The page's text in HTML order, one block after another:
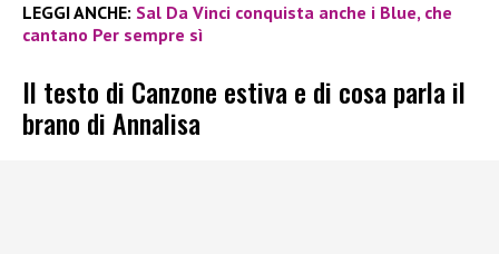
LEGGI ANCHE: Sal Da Vinci conquista anche i Blue, che
cantano Per sempre sì
Il testo di Canzone estiva e di cosa parla il
brano di Annalisa